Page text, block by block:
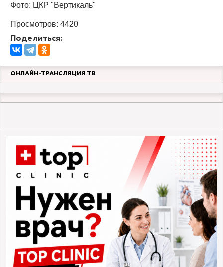
Фото: ЦКР "Вертикаль"
Просмотров: 4420
Поделиться:
ОНЛАЙН-ТРАНСЛЯЦИЯ ТВ